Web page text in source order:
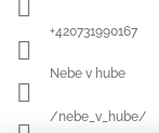
+420731990167
Nebe v hube
/nebe_v_hube/